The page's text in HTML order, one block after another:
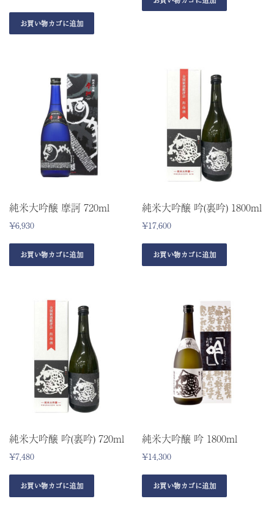
お買い物カゴに追加
純米大吟醸 摩訶 720ml
¥6,930
お買い物カゴに追加
純米大吟醸 吟(裏吟) 1800ml
¥17,600
お買い物カゴに追加
純米大吟醸 吟(裏吟) 720ml
¥7,480
お買い物カゴに追加
純米大吟醸 吟 1800ml
¥14,300
お買い物カゴに追加